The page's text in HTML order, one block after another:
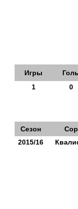
Игры
1
0
Сезон
2015/16